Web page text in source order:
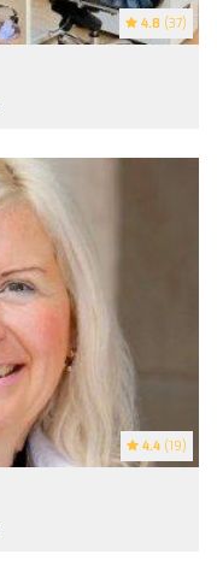
4.8 (37)
4.4 (19)